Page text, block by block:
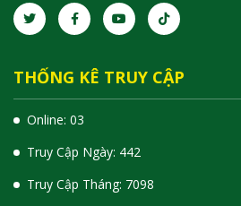
THỐNG KÊ TRUY CẬP
Online: 03
Truy Cập Ngày: 442
Truy Cập Tháng: 7098